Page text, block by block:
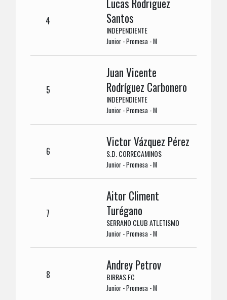
4
Santos
INDEPENDIENTE
Junior - Promesa - M
5
Juan Vicente
Rodríguez Carbonero
INDEPENDIENTE
Junior - Promesa - M
6
Victor Vázquez Pérez
S.D. CORRECAMINOS
Junior - Promesa - M
7
Aitor Climent
Turégano
SERRANO CLUB ATLETISMO
Junior - Promesa - M
8
Andrey Petrov
BIRRAS.FC
Junior - Promesa - M